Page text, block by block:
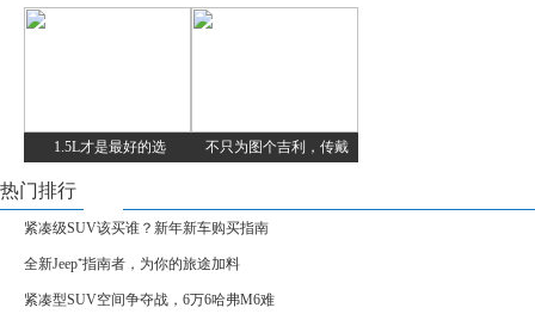
1.5L才是最好的选 不只为图个吉利，传戴
热门排行
紧凑级SUV该买谁？新年新车购买指南
全新Jeep⁺指南者，为你的旅途加料
紧凑型SUV空间争夺战，6万6哈弗M6难